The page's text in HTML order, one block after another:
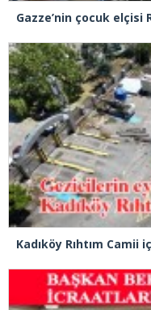
Kadıköy Rıhtım Camii